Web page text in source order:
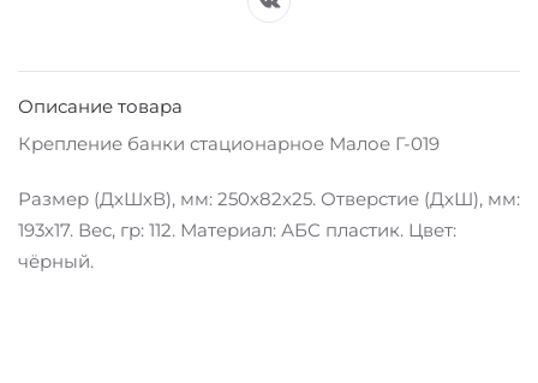
Описание товара
Крепление банки стационарное Малое Г-019
Размер (ДхШхВ), мм: 250х82х25. Отверстие (ДхШ), мм:
193х17. Вес, гр: 112. Материал: АБС пластик. Цвет:
чёрный.